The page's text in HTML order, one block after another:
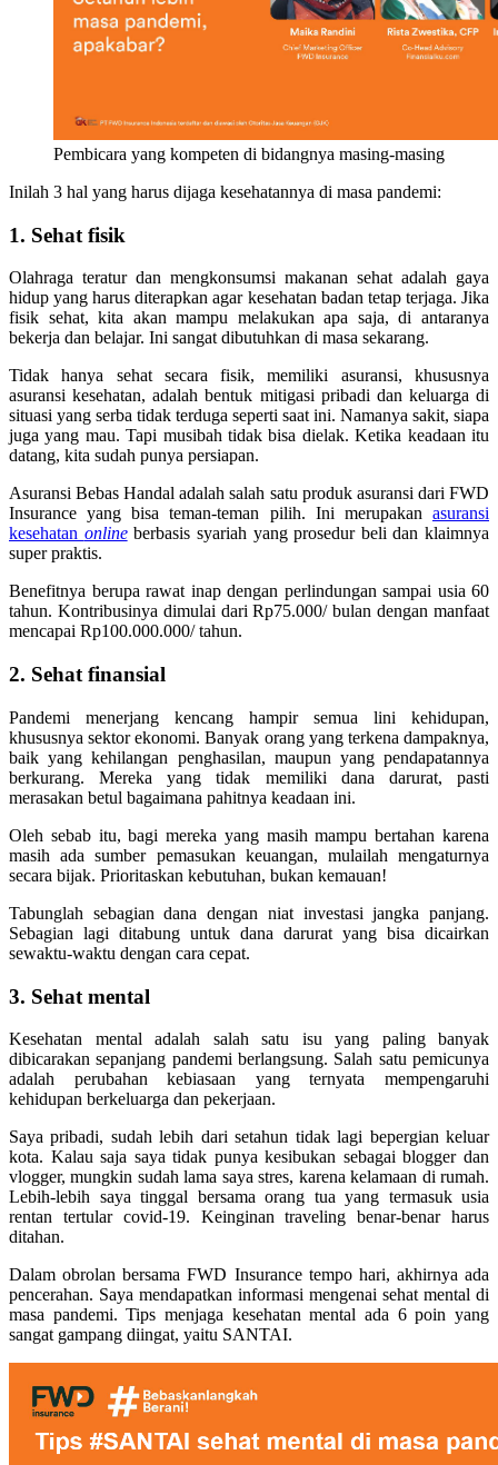
Pembicara yang kompeten di bidangnya masing-masing
Inilah 3 hal yang harus dijaga kesehatannya di masa pandemi:
1. Sehat fisik
Olahraga teratur dan mengkonsumsi makanan sehat adalah gaya
hidup yang harus diterapkan agar kesehatan badan tetap terjaga. Jika
fisik sehat, kita akan mampu melakukan apa saja, di antaranya
bekerja dan belajar. Ini sangat dibutuhkan di masa sekarang.
Tidak hanya sehat secara fisik, memiliki asuransi, khususnya
asuransi kesehatan, adalah bentuk mitigasi pribadi dan keluarga di
situasi yang serba tidak terduga seperti saat ini. Namanya sakit, siapa
juga yang mau. Tapi musibah tidak bisa dielak. Ketika keadaan itu
datang, kita sudah punya persiapan.
Asuransi Bebas Handal adalah salah satu produk asuransi dari FWD
Insurance yang bisa teman-teman pilih. Ini merupakan asuransi
kesehatan onlineberbasis syariah yang prosedur beli dan klaimnya
super praktis.
Benefitnya berupa rawat inap dengan perlindungan sampai usia 60
tahun. Kontribusinya dimulai dari Rp75.000/ bulan dengan manfaat
mencapai Rp100.000.000/ tahun.
2. Sehat finansial
Pandemi menerjang kencang hampir semua lini kehidupan,
khususnya sektor ekonomi. Banyak orang yang terkena dampaknya,
baik yang kehilangan penghasilan, maupun yang pendapatannya
berkurang. Mereka yang tidak memiliki dana darurat, pasti
merasakan betul bagaimana pahitnya keadaan ini.
Oleh sebab itu, bagi mereka yang masih mampu bertahan karena
masih ada sumber pemasukan keuangan, mulailah mengaturnya
secara bijak. Prioritaskan kebutuhan, bukan kemauan!
Tabunglah sebagian dana dengan niat investasi jangka panjang.
Sebagian lagi ditabung untuk dana darurat yang bisa dicairkan
sewaktu-waktu dengan cara cepat.
3. Sehat mental
Kesehatan mental adalah salah satu isu yang paling banyak
dibicarakan sepanjang pandemi berlangsung. Salah satu pemicunya
adalah perubahan kebiasaan yang ternyata mempengaruhi
kehidupan berkeluarga dan pekerjaan.
Saya pribadi, sudah lebih dari setahun tidak lagi bepergian keluar
kota. Kalau saja saya tidak punya kesibukan sebagai blogger dan
vlogger, mungkin sudah lama saya stres, karena kelamaan di rumah.
Lebih-lebih saya tinggal bersama orang tua yang termasuk usia
rentan tertular covid-19. Keinginan traveling benar-benar harus
ditahan.
Dalam obrolan bersama FWD Insurance tempo hari, akhirnya ada
pencerahan. Saya mendapatkan informasi mengenai sehat mental di
masa pandemi. Tips menjaga kesehatan mental ada 6 poin yang
sangat gampang diingat, yaitu SANTAI.